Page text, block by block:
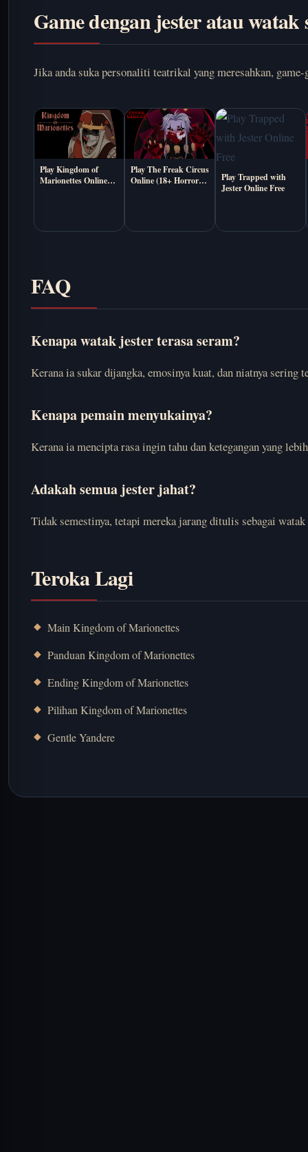
Game dengan jester atau watak
Jika anda suka personaliti teatrikal yang meresahkan,
Play Kingdom of
Marionettes Online
Play The Freak Circus
Online (18+ Horror
Play Trapped with
Jester Online Free
FAQ
Kenapa watak jester terasa seram?
Kerana ia sukar dijangka, emosinya kuat, dan niatnya sering
Kenapa pemain menyukainya?
Kerana ia mencipta rasa ingin tahu dan ketegangan yang
Adakah semua jester jahat?
Tidak semestinya, tetapi mereka jarang ditulis sebagai
Teroka Lagi
Main Kingdom of Marionettes
Panduan Kingdom of Marionettes
Ending Kingdom of Marionettes
Pilihan Kingdom of Marionettes
Gentle Yandere